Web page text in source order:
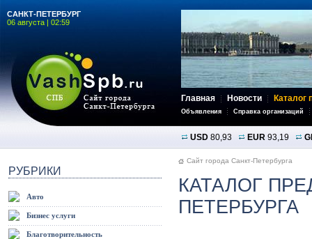
САНКТ-ПЕТЕРБУРГ
06 августа | 02:59
Главная Новости Каталог
Объявления Справка организаций
USD 80,93 EUR 93,19
РУБРИКИ
Авто
Бизнес услуги
Благотворительность
Сайт города Санкт-Петербурга
КАТАЛОГ
ПЕТЕРБУРГА